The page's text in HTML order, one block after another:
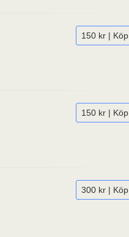
150 kr | Köp
150 kr | Köp
300 kr | Köp